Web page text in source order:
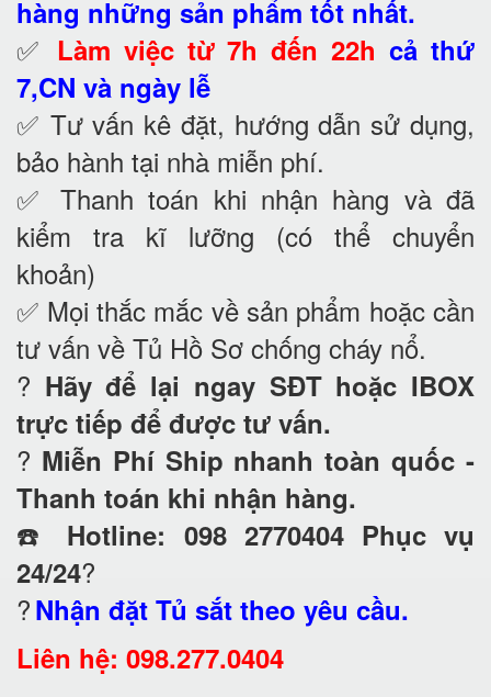
hàng những sản phẩm tốt nhất.
✅ Làm việc từ 7h đến 22h cả thứ
7,CN và ngày lễ
✅ Tư vấn kê đặt, hướng dẫn sử dụng,
bảo hành tại nhà miễn phí.
✅ Thanh toán khi nhận hàng và đã
kiểm tra kĩ lưỡng (có thể chuyển
khoản)
✅ Mọi thắc mắc về sản phẩm hoặc cần
tư vấn về Tủ Hồ Sơ chống cháy nổ.
? Hãy để lại ngay SĐT hoặc IBOX
trực tiếp để được tư vấn.
? Miễn Phí Ship nhanh toàn quốc -
Thanh toán khi nhận hàng.
☎️ Hotline: 098 2770404 Phục vụ
24/24?
?Nhận đặt Tủ sắt theo yêu cầu.
Liên hệ: 098.277.0404